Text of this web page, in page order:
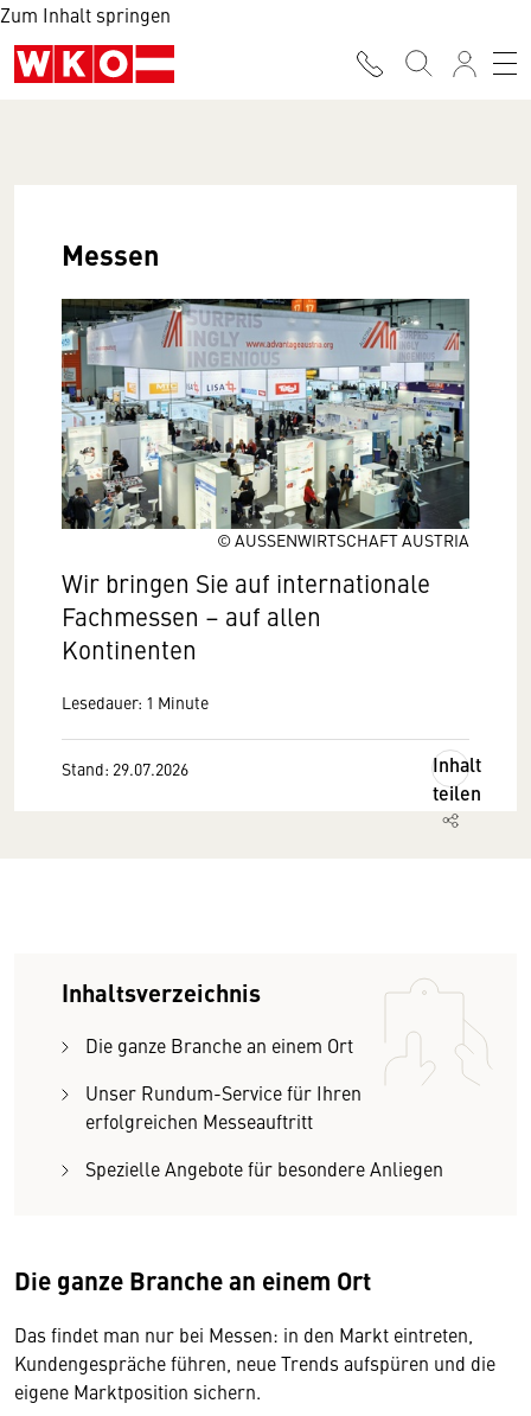
Zum Inhalt springen
© AUSSENWIRTSCHAFT AUSTRIA
Messen
Wir bringen Sie auf internationale
Fachmessen – auf allen
Kontinenten
Lesedauer: 1 Minute
Stand: 29.07.2026
Inhalt
teilen
Inhaltsverzeichnis
Die ganze Branche an einem Ort
Unser Rundum-Service für Ihren
erfolgreichen Messeauftritt
Spezielle Angebote für besondere Anliegen
Die ganze Branche an einem Ort
Das findet man nur bei Messen: in den Markt eintreten,
Kundengespräche führen, neue Trends aufspüren und die
eigene Marktposition sichern.